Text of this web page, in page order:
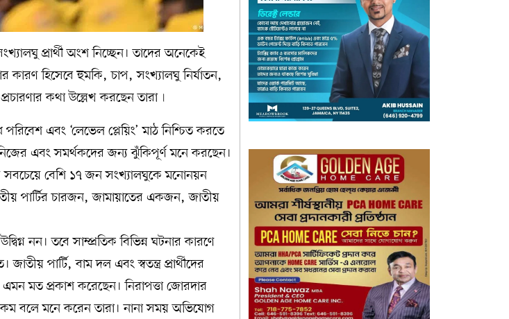
প্রার্থী অংশ নিচ্ছেন। তাদের অনেকেই
কারণ হিসেবে হুমকি, চাপ, সংখ্যালঘু নির্যাতন,
প্রচারণার কথা উল্লেখ করছেন তারা৷
এবং ‘লেভেল প্লেয়িং’ মাঠ নিশ্চিত করতে
এবং সমর্থকদের জন্য ঝুঁকিপূর্ণ মনে করছেন।
সবচেয়ে বেশি ১৭ জন সংখ্যালঘুকে মনোনয়ন
পার্টির চারজন, জামায়াতের একজন, জাতীয়
নন। তবে সাম্প্রতিক বিভিন্ন ঘটনার কারণে
পার্টি, বাম দল এবং স্বতন্ত্র প্রার্থীদের
মত প্রকাশ করেছেন। নিরাপত্তা জোরদার
বলে মনে করেন তারা। নানা সময় অভিযোগ